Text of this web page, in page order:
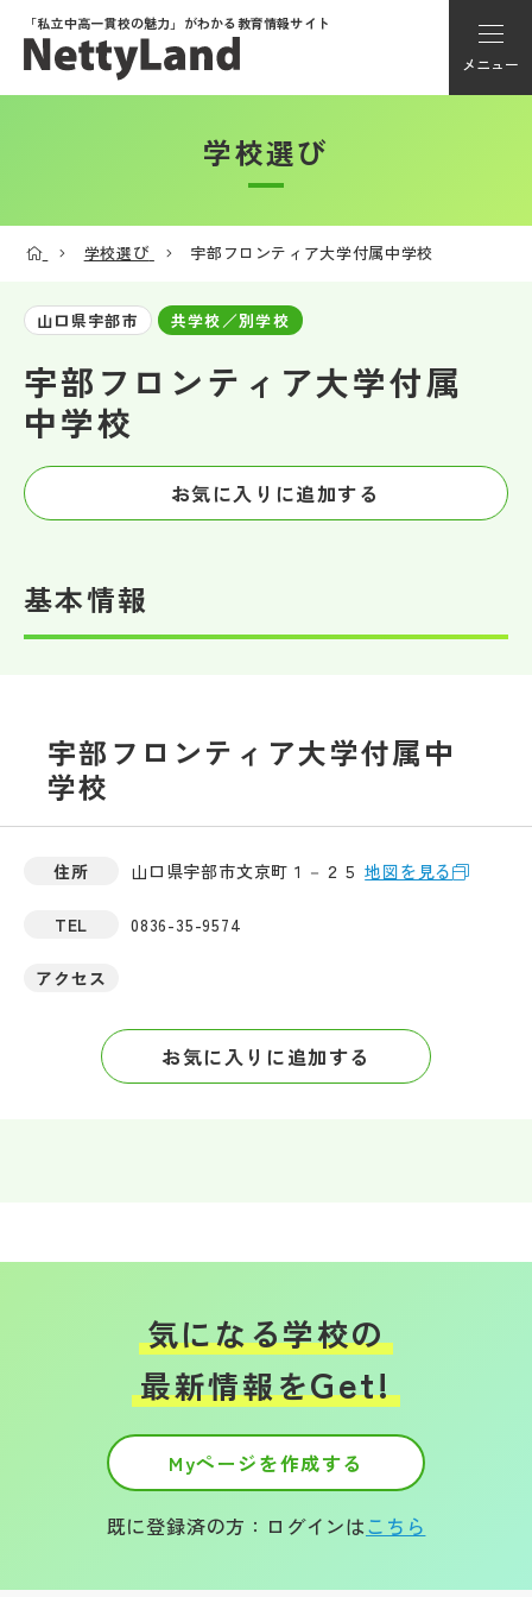
「私立中高一貫校の魅力」がわかる教育情報サイト
メニュー
アカウント登録
学校動画
私学探検隊
帰国生受験情報
学校からのお知らせ
学校HP最新情報
特集
学校選び
学校選び 宇部フロンティア大学付属中学校
山口県宇部市 共学校／別学校
宇部フロンティア大学付属
中学校
お気に入りに追加する
基本情報
宇部フロンティア大学付属中
学校
住所 山口県宇部市文京町１－２５地図を見る
TEL 0836-35-9574
アクセス
お気に入りに追加する
気になる学校の
最新情報をGet!
Myページを作成する
既に登録済の方：ログインはこちら